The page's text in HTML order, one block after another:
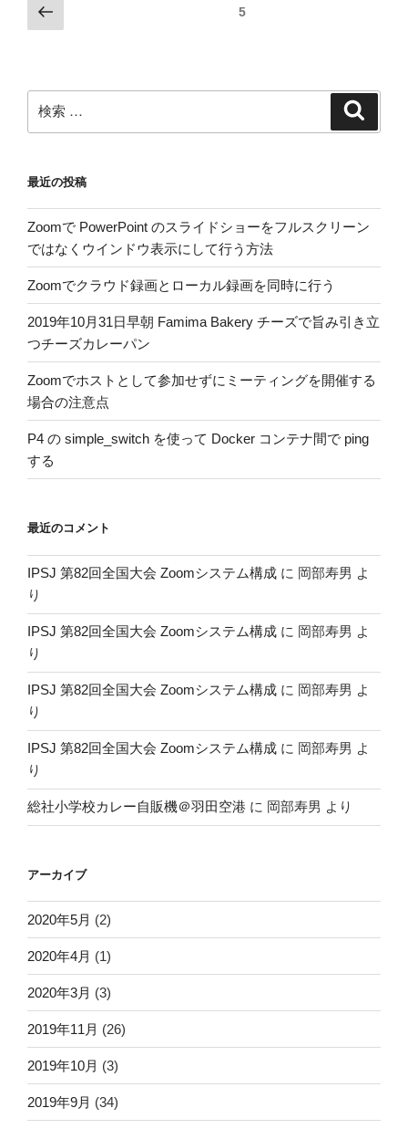
投
稿
ー
ジ
り
前
の
ジ
ページ5
索:
最近の投稿
Zoomで PowerPoint のスライドショーをフルスクリーン
ではなくウインドウ表示にして行う方法
Zoomでクラウド録画とローカル録画を同時に行う
2019年10月31日早朝 Famima Bakery チーズで旨み引き立
つチーズカレーパン
Zoomでホストとして参加せずにミーティングを開催する
場合の注意点
P4 の simple_switch を使って Docker コンテナ間で ping
する
最近のコメント
IPSJ 第82回全国大会 Zoomシステム構成 に 岡部寿男 よ
り
IPSJ 第82回全国大会 Zoomシステム構成 に 岡部寿男 よ
り
IPSJ 第82回全国大会 Zoomシステム構成 に 岡部寿男 よ
り
IPSJ 第82回全国大会 Zoomシステム構成 に 岡部寿男 よ
り
総社小学校カレー自販機＠羽田空港 に 岡部寿男 より
アーカイブ
2020年5月 (2)
2020年4月 (1)
2020年3月 (3)
2019年11月 (26)
2019年10月 (3)
2019年9月 (34)